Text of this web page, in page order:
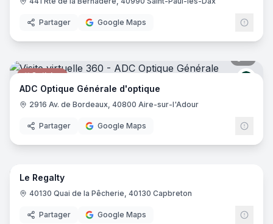
Partager Google Maps
Opticien
ADC Optique Générale d'optique
2916 Av. de Bordeaux, 40800 Aire-sur-l'Adour
Partager Google Maps
Restaurant
8
Le Regalty
40130 Quai de la Pêcherie, 40130 Capbreton
Partager Google Maps